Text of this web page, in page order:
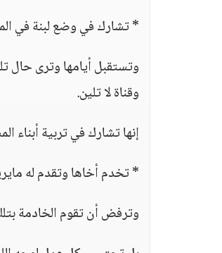
* تشارك في وضع لبنة في
وتستقبل أيامها وترى حال
وقناة لا تلين.
إنها تشارك في تربية أبناء
* تخدم أخاها وتقدم له
وترفض أن تقوم الخادمة